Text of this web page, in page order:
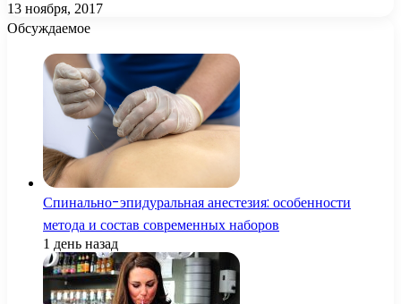
13 ноября, 2017
Обсуждаемое
Спинально-эпидуральная анестезия: особенности
метода и состав современных наборов
1 день назад